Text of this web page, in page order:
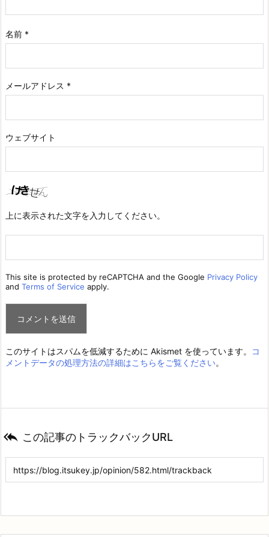
名前 *
メールアドレス *
ウェブサイト
上に表示された文字を入力してください。
This site is protected by reCAPTCHA and the Google Privacy Policy
and Terms of Service apply.
このサイトはスパムを低減するために Akismet を使っています。
コ
メントデータの処理方法の詳細はこちらをご覧ください。
 この記事のトラックバックURL